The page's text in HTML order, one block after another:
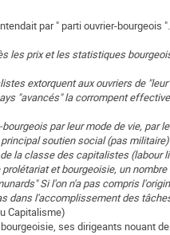
par " parti ouvrier-bourgeois
les prix et les statistiques
extorquent aux ouvriers de
"avancés" la corrompent
par leur mode de vie, par
soutien social (pas
la classe des capitalistes
et bourgeoisie, un
Si l'on n'a pas compris
dans l'accomplissement des
Capitalisme)
ses dirigeants nouant